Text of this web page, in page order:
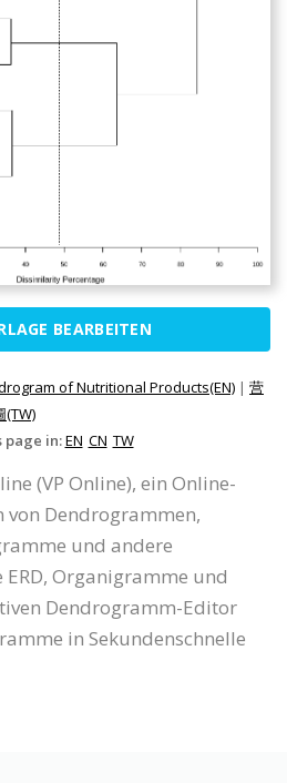
BEARBEITEN
of Nutritional Products(EN) | 营
(TW)
page in:EN CN TW
(VP Online), ein Online-
von Dendrogrammen,
und andere
Organigramme und
Dendrogramm-Editor
in Sekundenschnelle